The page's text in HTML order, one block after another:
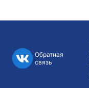
Обратная
связь